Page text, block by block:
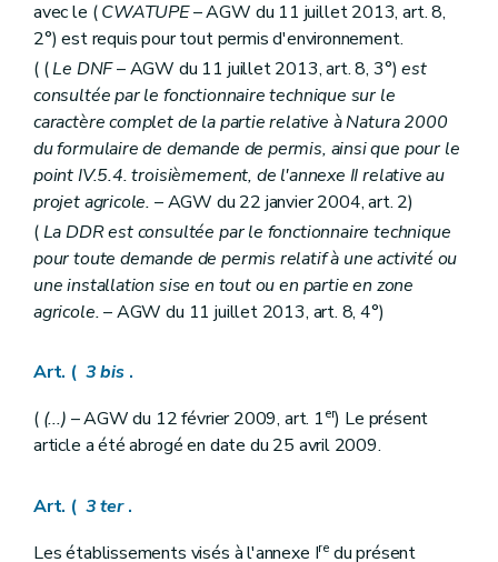
avec le (CWATUPE– AGW du 11 juillet 2013, art. 8,
2°) est requis pour tout permis d'environnement.
( (Le DNF– AGW du 11 juillet 2013, art. 8, 3°)est
consultée par le fonctionnaire technique sur le
caractère complet de la partie relative à Natura 2000
du formulaire de demande de permis, ainsi que pour le
point IV.5.4. troisièmement, de l'annexe II relative au
projet agricole. – AGW du 22 janvier 2004, art. 2)
(La DDR est consultée par le fonctionnaire technique
pour toute demande de permis relatif à une activité ou
une installation sise en tout ou en partie en zone
agricole.– AGW du 11 juillet 2013, art. 8, 4°)
Art. ( 3bis .
( (...) – AGW du 12 février 2009, art. 1er) Le présent
article a été abrogé en date du 25 avril 2009.
Art. ( 3ter .
Les établissements visés à l'annexe Iredu présent